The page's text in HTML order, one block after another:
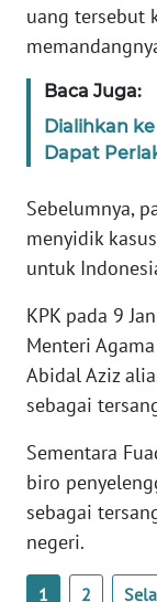
uang tersebut
Baca Juga:
Dialihkan
Dapat
Sebelumnya,
menyidik
untuk
KPK pada 9
Menteri
Abidal Aziz
sebagai
Sementara
biro
sebagai
negeri.
1 2
WN
WN
BANTEN
WN
KEPRI
WN
PAPUA
WN
PAPUA
BARAT
WN
RIAU